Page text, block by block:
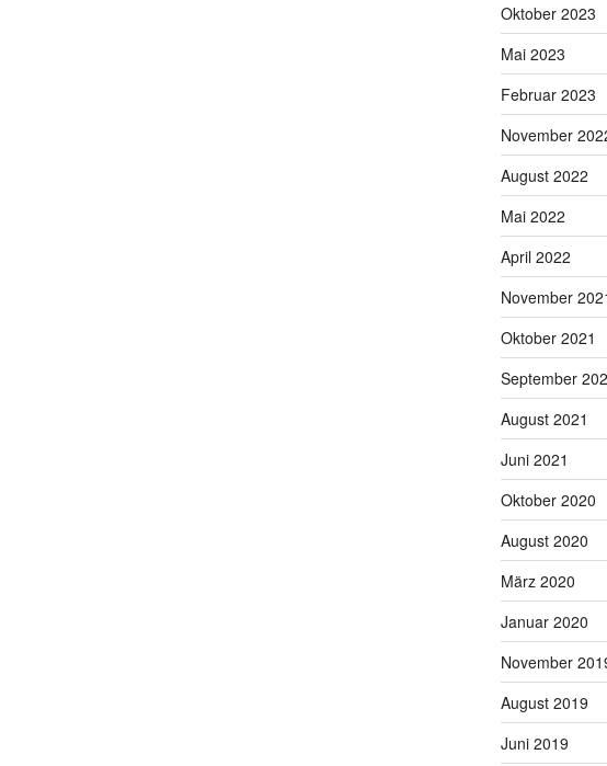
Oktober 2023
Mai 2023
Februar 2023
November
August 2022
Mai 2022
April 2022
November
Oktober 2021
September
August 2021
Juni 2021
Oktober 2020
August 2020
März 2020
Januar 2020
November
August 2019
Juni 2019